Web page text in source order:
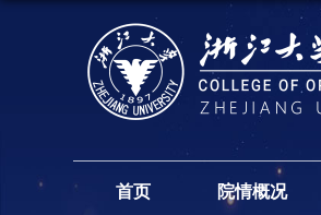
首页 院情概况